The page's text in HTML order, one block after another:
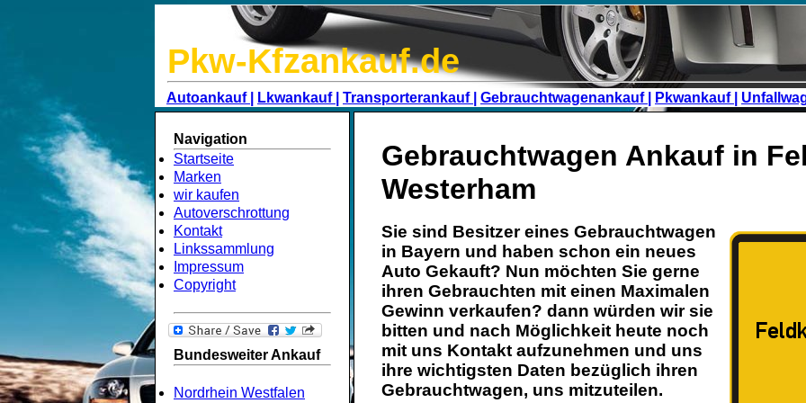
Pkw-Kfzankauf.de
Autoankauf | Lkwankauf | Transporterankauf | Gebrauchtwagenankauf | Pkwankauf |
Navigation
Startseite
Marken
wir kaufen
Autoverschrottung
Kontakt
Linkssammlung
Impressum
Copyright
Bundesweiter Ankauf
Nordrhein Westfalen
Gebrauchtwagen Ankauf in
Westerham
Sie sind Besitzer eines Gebrauchtwagen
in Bayern und haben schon ein neues
Auto Gekauft? Nun möchten Sie gerne
ihren Gebrauchten mit einen Maximalen
Gewinn verkaufen? dann würden wir sie
bitten und nach Möglichkeit heute noch
mit uns Kontakt aufzunehmen und uns
ihre wichtigsten Daten bezüglich ihren
Gebrauchtwagen, uns mitzuteilen.